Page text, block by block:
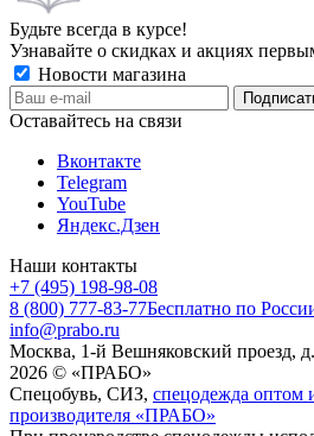
Будьте всегда в курсе!
Узнавайте о скидках и акциях
Новости магазина
Оставайтесь на связи
Вконтакте
Telegram
YouTube
Яндекс.Дзен
Наши контакты
+7 (495) 198-98-08
8 (800) 777-83-77Бесплатно по
info@prabo.ru
Москва, 1-й Вешняковский проезд,
2026 © «ПРАБО»
Спецобувь, СИЗ, спецодежда оптом
производителя «ПРАБО»